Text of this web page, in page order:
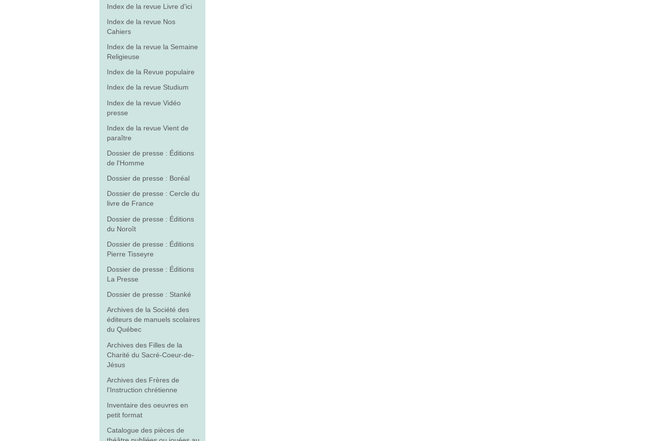
Index de la revue Livre d'ici
Index de la revue Nos
Cahiers
Index de la revue la Semaine
Religieuse
Index de la Revue populaire
Index de la revue Studium
Index de la revue Vidéo
presse
Index de la revue Vient de
paraître
Dossier de presse : Éditions
de l'Homme
Dossier de presse : Boréal
Dossier de presse : Cercle du
livre de France
Dossier de presse : Éditions
du Noroît
Dossier de presse : Éditions
Pierre Tisseyre
Dossier de presse : Éditions
La Presse
Dossier de presse : Stanké
Archives de la Société des
éditeurs de manuels scolaires
du Québec
Archives des Filles de la
Charité du Sacré-Coeur-de-
Jésus
Archives des Frères de
l'Instruction chrétienne
Inventaire des oeuvres en
petit format
Catalogue des pièces de